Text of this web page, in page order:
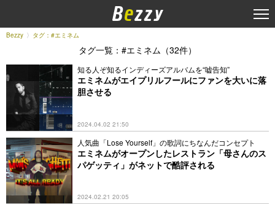
Bezzy タグ：#エミネム
タグ一覧：#エミネム（32件）
知る人ぞ知るインディーズアルバムを“嘘告知”
エミネムがエイプリルフールにファンを大いに落
胆させる
2024.04.02 21:50
人気曲「Lose Yourself」の歌詞にちなんだコンセプト
エミネムがオープンしたレストラン「母さんのス
パゲッティ」がネットで酷評される
2024.02.21 20:05